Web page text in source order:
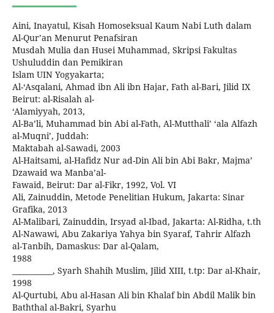
Aini, Inayatul, Kisah Homoseksual Kaum Nabi Luth dalam
Al-Qur’an Menurut Penafsiran
Musdah Mulia dan Husei Muhammad, Skripsi Fakultas
Ushuluddin dan Pemikiran
Islam UIN Yogyakarta;
Al-‘Asqalani, Ahmad ibn Ali ibn Hajar, Fath al-Bari, Jilid IX
Beirut: al-Risalah al-
‘Alamiyyah, 2013,
Al-Ba’li, Muhammad bin Abi al-Fath, Al-Mutthali’ ‘ala Alfazh
al-Muqni’, Juddah:
Maktabah al-Sawadi, 2003
Al-Haitsami, al-Hafidz Nur ad-Din Ali bin Abi Bakr, Majma’
Dzawaid wa Manba’al-
Fawaid, Beirut: Dar al-Fikr, 1992, Vol. VI
Ali, Zainuddin, Metode Penelitian Hukum, Jakarta: Sinar
Grafika, 2013
Al-Malibari, Zainuddin, Irsyad al-Ibad, Jakarta: Al-Ridha, t.th
Al-Nawawi, Abu Zakariya Yahya bin Syaraf, Tahrir Alfazh
al-Tanbih, Damaskus: Dar al-Qalam,
1988
___________, Syarh Shahih Muslim, Jilid XIII, t.tp: Dar al-Khair,
1998
Al-Qurtubi, Abu al-Hasan Ali bin Khalaf bin Abdil Malik bin
Baththal al-Bakri, Syarhu